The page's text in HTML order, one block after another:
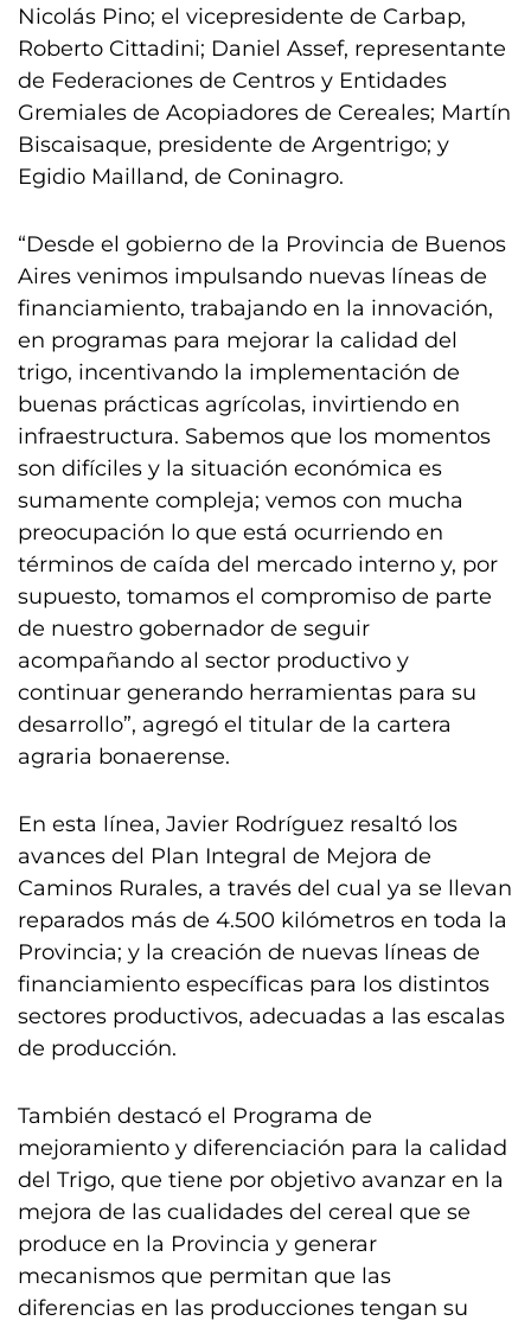
Nicolás Pino; el vicepresidente de Carbap,
Roberto Cittadini; Daniel Assef, representante
de Federaciones de Centros y Entidades
Gremiales de Acopiadores de Cereales; Martín
Biscaisaque, presidente de Argentrigo; y
Egidio Mailland, de Coninagro.
“Desde el gobierno de la Provincia de Buenos
Aires venimos impulsando nuevas líneas de
financiamiento, trabajando en la innovación,
en programas para mejorar la calidad del
trigo, incentivando la implementación de
buenas prácticas agrícolas, invirtiendo en
infraestructura. Sabemos que los momentos
son difíciles y la situación económica es
sumamente compleja; vemos con mucha
preocupación lo que está ocurriendo en
términos de caída del mercado interno y, por
supuesto, tomamos el compromiso de parte
de nuestro gobernador de seguir
acompañando al sector productivo y
continuar generando herramientas para su
desarrollo”, agregó el titular de la cartera
agraria bonaerense.
En esta línea, Javier Rodríguez resaltó los
avances del Plan Integral de Mejora de
Caminos Rurales, a través del cual ya se llevan
reparados más de 4.500 kilómetros en toda la
Provincia; y la creación de nuevas líneas de
financiamiento específicas para los distintos
sectores productivos, adecuadas a las escalas
de producción.
También destacó el Programa de
mejoramiento y diferenciación para la calidad
del Trigo, que tiene por objetivo avanzar en la
mejora de las cualidades del cereal que se
produce en la Provincia y generar
mecanismos que permitan que las
diferencias en las producciones tengan su